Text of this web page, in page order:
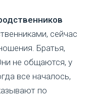
сейчас
Братья,
не общаются, у
все началось,
по